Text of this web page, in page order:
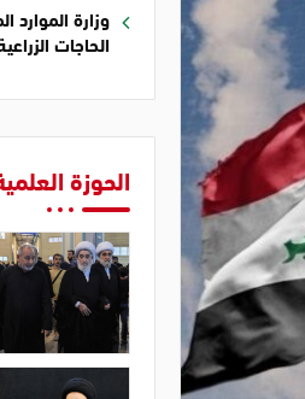
وزارة الموارد
الحاجات
الحوزة